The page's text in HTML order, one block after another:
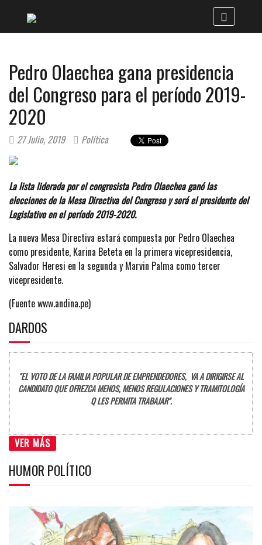
Pedro Olaechea gana presidencia
del Congreso para el período 2019-
2020
27 Julio, 2019 Política
La lista liderada por el congresista Pedro Olaechea ganó las
elecciones de la Mesa Directiva del Congreso y será el presidente del
Legislativo en el período 2019-2020.
La nueva Mesa Directiva estará compuesta por Pedro Olaechea
como presidente, Karina Beteta en la primera vicepresidencia,
Salvador Heresi en la segunda y Marvin Palma como tercer
vicepresidente.
(Fuente www.andina.pe)
DARDOS
"EL VOTO DE LA FAMILIA POPULAR DE EMPRENDEDORES, VA A DIRIGIRSE AL
CANDIDATO QUE OFREZCA MENOS, MENOS REGULACIONES Y TRAMITOLOGÍA
Q LES PERMITA TRABAJAR".
VER MÁS
HUMOR POLÍTICO